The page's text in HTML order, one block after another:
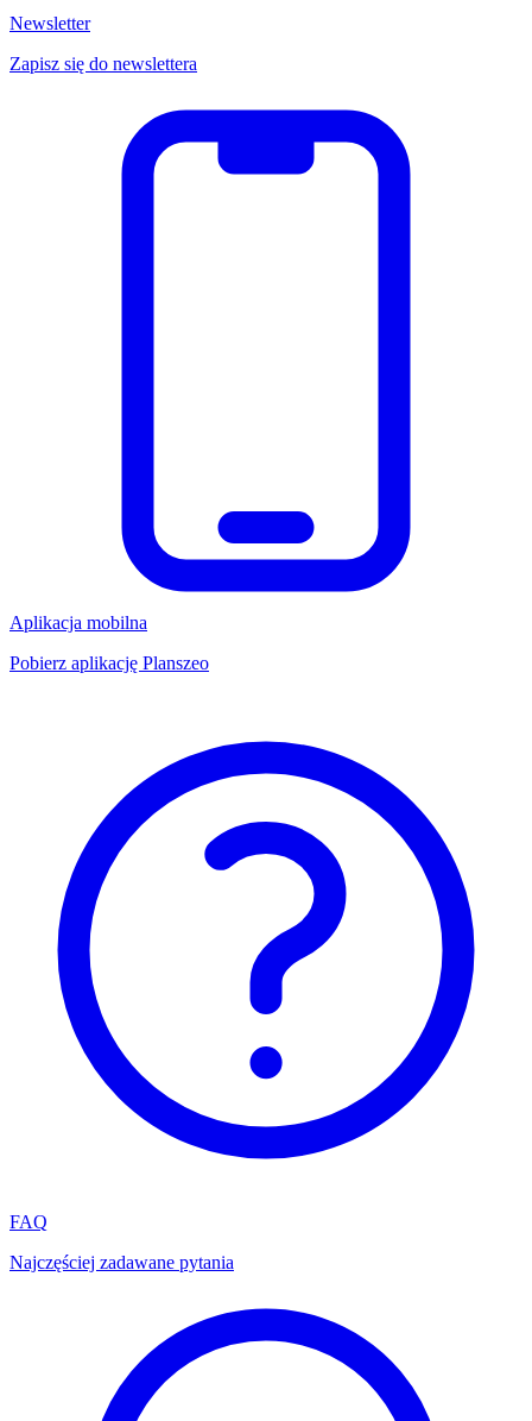
Newsletter
Zapisz się do newslettera
Aplikacja mobilna
Pobierz aplikację Planszeo
FAQ
Najczęściej zadawane pytania